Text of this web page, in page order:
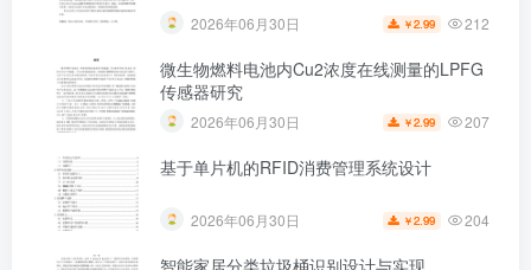
2026年06月30日 ￥2.99 212
微生物燃料电池内Cu2浓度在线测量的LPFG
传感器研究
2026年06月30日 ￥2.99 207
基于单片机的RFID消费管理系统设计
2026年06月30日 ￥2.99 204